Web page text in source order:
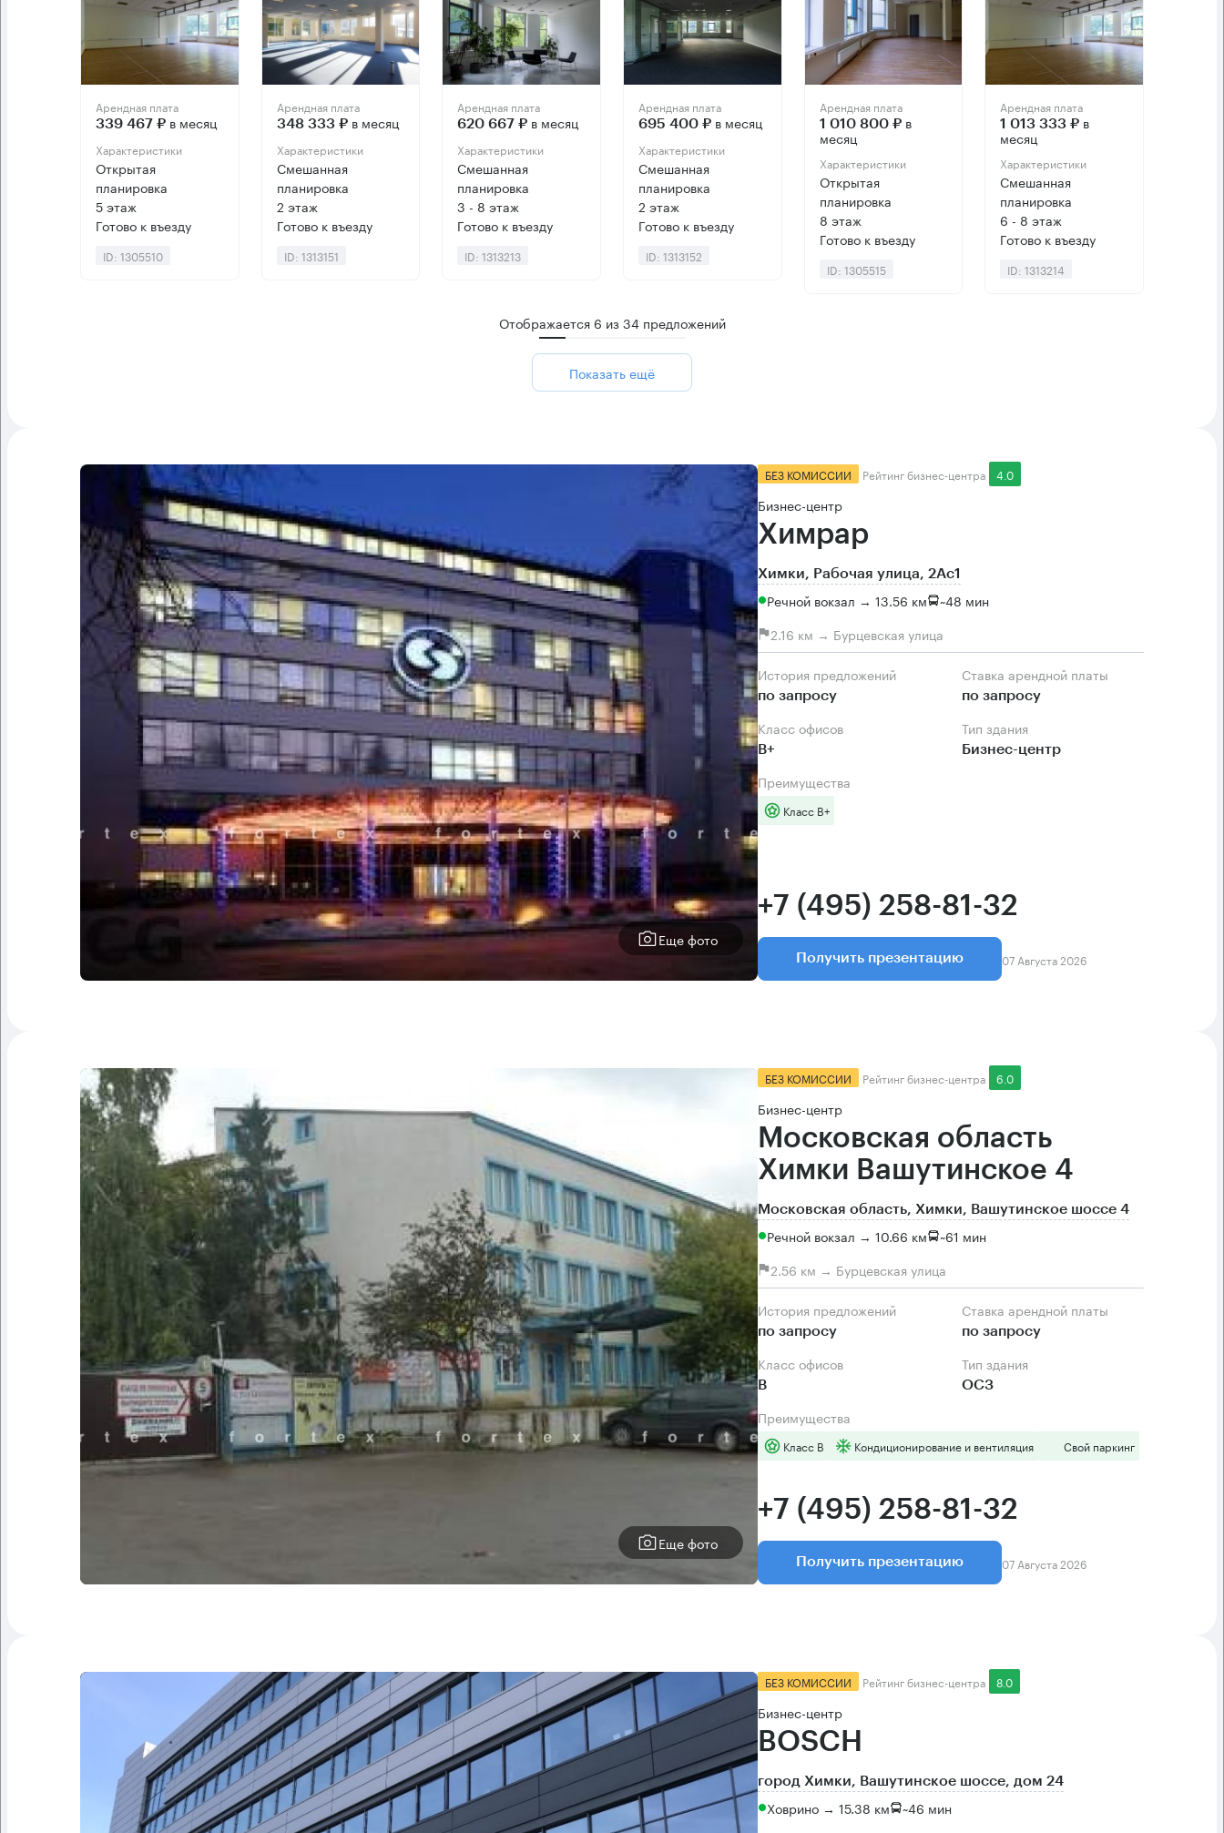
Арендная плата
339 467 ₽ в месяц
Характеристики
Открытая
планировка
5 этаж
Готово к въезду
ID: 1305510
Арендная плата
348 333 ₽в месяц
Характеристики
Смешанная
планировка
2 этаж
Готово к въезду
ID: 1313151
Арендная плата
620 667 ₽ в месяц
Характеристики
Смешанная
планировка
3 - 8 этаж
Готово к въезду
ID: 1313213
Арендная плата
695 400 ₽в месяц
Характеристики
Смешанная
планировка
2 этаж
Готово к въезду
ID: 1313152
Арендная плата
1 010 800 ₽в
месяц
Характеристики
Открытая
планировка
8 этаж
Готово к въезду
ID: 1305515
Арендная плата
1 013 333 ₽ в
месяц
Характеристики
Смешанная
планировка
6 - 8 этаж
Готово к въезду
ID: 1313214
Отображается 6 из34предложений
Показать ещё
Еще фото
БЕЗ КОМИССИИ Рейтинг бизнес-центра 4.0
Бизнес-центр
Химрар
Химки, Рабочая улица, 2Ас1
Речной вокзал → 13.56 км ~48 мин
2.16 км → Бурцевская улица
История предложений
по запросу
Ставка арендной платы
по запросу
Класс офисов
B+
Тип здания
Бизнес-центр
Преимущества
Класс B+
+7 (495) 258-81-32
Получить презентацию 07 Августа 2026
Еще фото
БЕЗ КОМИССИИ Рейтинг бизнес-центра 6.0
Бизнес-центр
Московская область
Химки Вашутинское 4
Московская область, Химки, Вашутинское шоссе 4
Речной вокзал → 10.66 км ~61 мин
2.56 км → Бурцевская улица
История предложений
по запросу
Ставка арендной платы
по запросу
Класс офисов
B
Тип здания
ОСЗ
Преимущества
Класс B Кондиционирование и вентиляция Свой паркинг
+7 (495) 258-81-32
Получить презентацию 07 Августа 2026
БЕЗ КОМИССИИ Рейтинг бизнес-центра 8.0
Бизнес-центр
BOSCH
город Химки, Вашутинское шоссе, дом 24
Ховрино → 15.38 км ~46 мин